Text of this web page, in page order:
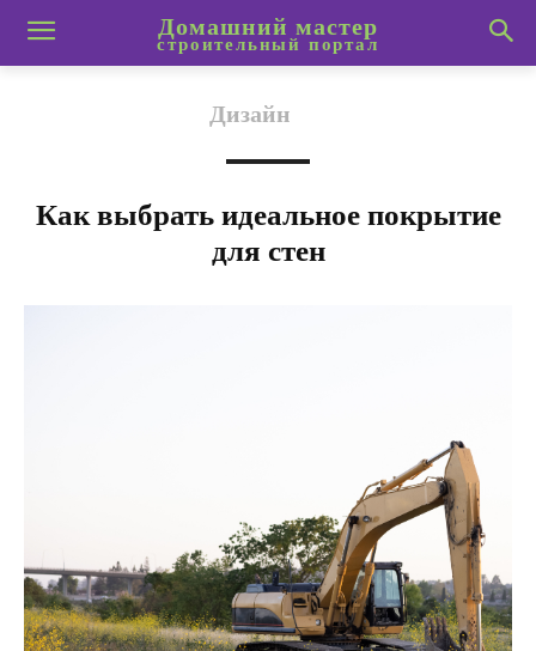
Домашний мастер
строительный портал
Дизайн
Как выбрать идеальное покрытие
для стен